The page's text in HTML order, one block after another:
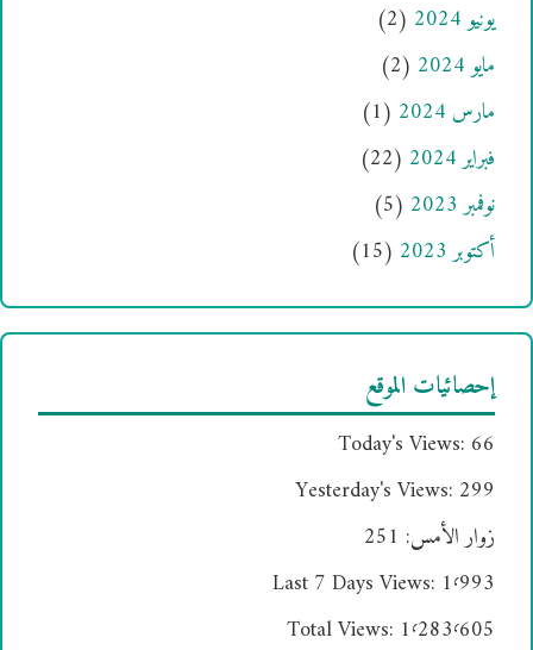
يونيو 2024
(2)
مايو 2024
(2)
مارس 2024
(1)
فبراير 2024
(22)
نوفمبر 2023
(5)
أكتوبر 2023
(15)
إحصائيات الموقع
Today's Views: 66
Yesterday's Views: 299
زوار الأمس: 251
Last 7 Days Views: 1٬993
Total Views: 1٬283٬605